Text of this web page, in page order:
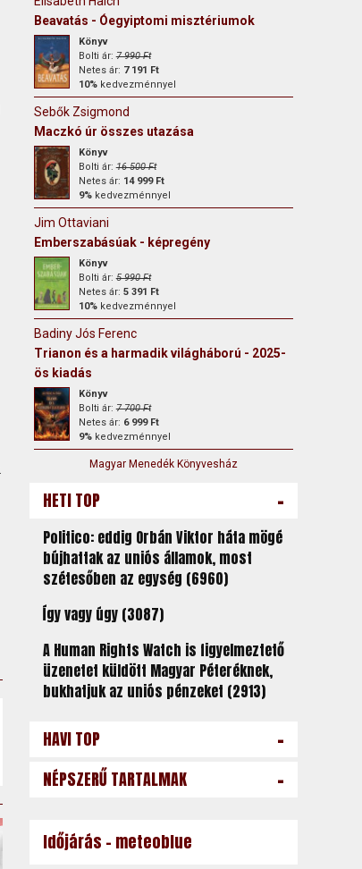
Beavatás - Óegyiptomi misztériumok
Könyv
Bolti ár:7 990 Ft
Netes ár: 7 191 Ft
10%kedvezménnyel
Sebők Zsigmond
Maczkó úr összes utazása
Könyv
Bolti ár:16 500 Ft
Netes ár: 14 999 Ft
9%kedvezménnyel
Jim Ottaviani
Emberszabásúak - képregény
Könyv
Bolti ár:5 990 Ft
Netes ár: 5 391 Ft
10%kedvezménnyel
Badiny Jós Ferenc
Trianon és a harmadik világháború - 2025-
ös kiadás
Könyv
Bolti ár:7 700 Ft
Netes ár: 6 999 Ft
9%kedvezménnyel
Magyar Menedék Könyvesház
HETI TOP -
Politico: eddig Orbán Viktor háta mögé
bújhattak az uniós államok, most
szétesőben az egység (6960)
Így vagy úgy (3087)
A Human Rights Watch is figyelmeztető
üzenetet küldött Magyar Péteréknek,
bukhatjuk az uniós pénzeket (2913)
HAVI TOP -
NÉPSZERŰ TARTALMAK -
Időjárás - meteoblue